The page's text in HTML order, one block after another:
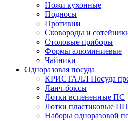
Ножи кухонные
Подносы
Противни
Сковороды и
Столовые приборы
Формы алюминиевые
Чайники
Одноразовая посуда
КРИСТАЛЛ Посуда
Ланч-боксы
Лотки вспененные ПС
Лотки пластиковые
Наборы одноразовой